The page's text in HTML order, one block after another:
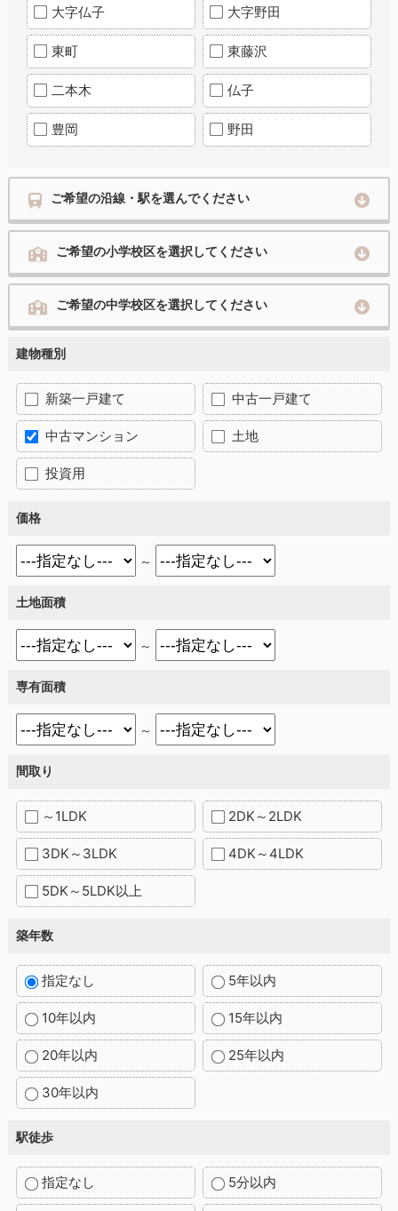
大字仏子 大字野田
東町 東藤沢
二本木 仏子
豊岡 野田
ご希望の沿線・駅を選んでください
ご希望の小学校区を選択してください
ご希望の中学校区を選択してください
建物種別
新築一戸建て 中古一戸建て
中古マンション 土地
投資用
価格
～
土地面積
～
専有面積
～
間取り
～1LDK 2DK～2LDK
3DK～3LDK 4DK～4LDK
5DK～5LDK以上
築年数
指定なし 5年以内
10年以内 15年以内
20年以内 25年以内
30年以内
駅徒歩
指定なし 5分以内